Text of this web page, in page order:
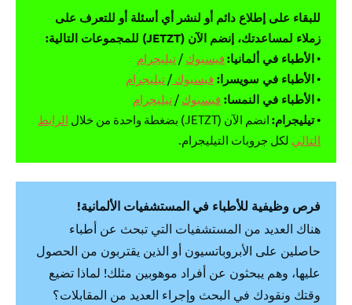
للبقاء على إطلاع دائم أو لنشر أي أسئلة أو للتعرف على
زملاء لمساعدتك، إنضم الآن (JETZT) للمجموعات التالية:
•الأطباء في ألمانيا: فيسبوك / تيليجرام
•الأطباء في سويسرا: فيسبوك / تيليجرام
•الأطباء في النمسا: فيسبوك / تيليجرام
•تيليجرام: انضم الآن (JETZT) بضغطة واحدة من خلال
الرابط
التالي لكل جروبات التيليجرام.
فرص وظيفية للأطباء في المستشفيات الألمانية!
هناك العديد من المستشفيات التي تبحث عن أطباء
حاصلين على الأبروباتسيون أو الذين يقتربون من الحصول
عليها، وهم يبحثون عن أفراد موهوبين مثلك! لماذا تضيع
وقتك ونقودك في البحث وإجراء العديد من المقابلات؟